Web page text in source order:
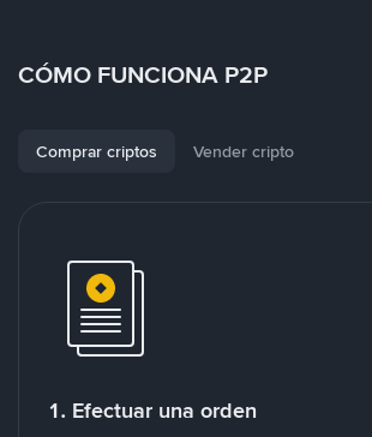
CÓMO FUNCIONA P2P
Comprar criptos Vender cripto
1. Efectuar una orden